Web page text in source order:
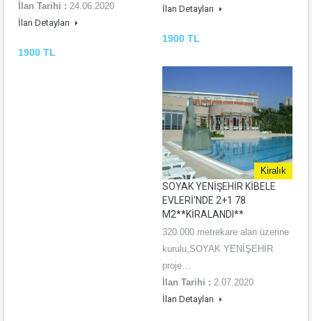
İlan Tarihi : 24.06.2020
İlan Detayları
1900 TL
İlan Detayları
1900 TL
Kiralık
SOYAK YENİŞEHİR KİBELE
EVLERİ'NDE 2+1 78
M2**KİRALANDI**
320.000 metrekare alan üzerine
kurulu,SOYAK YENİŞEHİR
proje…
İlan Tarihi : 2.07.2020
İlan Detayları